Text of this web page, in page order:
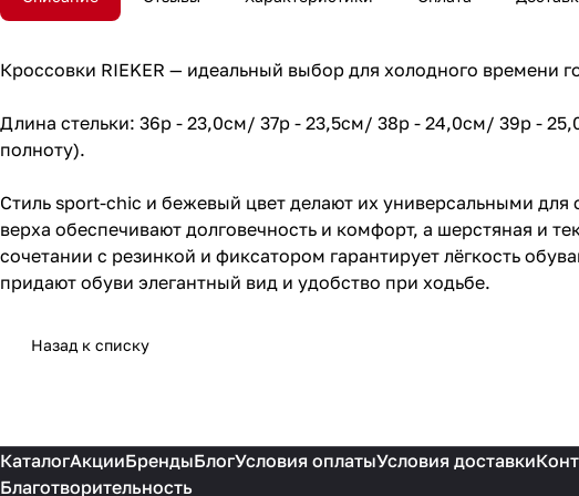
Кроссовки RIEKER — идеальный выбор для холодного времени
Длина стельки: 36р - 23,0см/ 37р - 23,5см/ 38р - 24,0см/ 39р -
полноту).
Стиль sport-chic и бежевый цвет делают их универсальными
верха обеспечивают долговечность и комфорт, а шерстяная и
сочетании с резинкой и фиксатором гарантирует лёгкость
придают обуви элегантный вид и удобство при ходьбе.
Назад к списку
КаталогАкцииБрендыБлогУсловия оплатыУсловия доставки
Благотворительность